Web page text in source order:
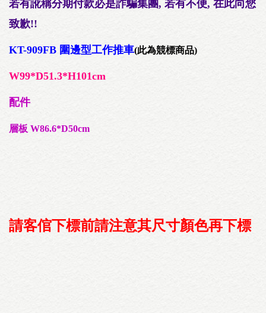
若有訛稱分期付款必是詐騙集團, 若有不便, 在此向您
致歉!!
KT-909FB 圍邊型工作推車(此為競標商品)
W99*D51.3*H101cm
配件
層板 W86.6*D50cm
請客倌下標前請注意其尺寸顏色再下標